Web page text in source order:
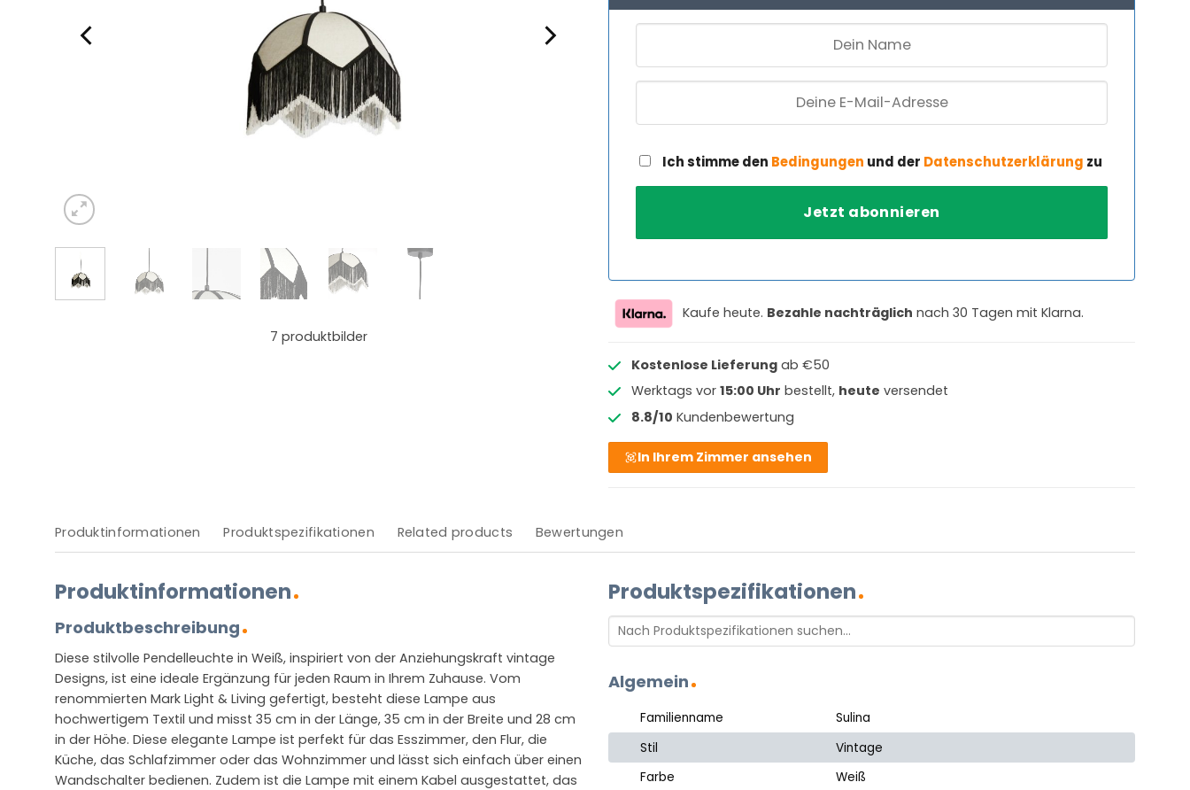
7 produktbilder
Ich stimme den Bedingungen und der Datenschutzerklärung zu
Kaufe heute. Bezahle nachträglich nach 30 Tagen mit Klarna.
Kostenlose Lieferungab €50
Werktags vor 15:00 Uhr bestellt, heute versendet
8.8/10 Kundenbewertung
In Ihrem Zimmer ansehen
Produktinformationen Produktspezifikationen Related products Bewertungen
Produktinformationen
Produktbeschreibung
Diese stilvolle Pendelleuchte in Weiß, inspiriert von der Anziehungskraft vintage
Designs, ist eine ideale Ergänzung für jeden Raum in Ihrem Zuhause. Vom
renommierten Mark Light & Living gefertigt, besteht diese Lampe aus
hochwertigem Textil und misst 35 cm in der Länge, 35 cm in der Breite und 28 cm
in der Höhe. Diese elegante Lampe ist perfekt für das Esszimmer, den Flur, die
Küche, das Schlafzimmer oder das Wohnzimmer und lässt sich einfach über einen
Wandschalter bedienen. Zudem ist die Lampe mit einem Kabel ausgestattet, das
Produktspezifikationen
Algemein
Familienname
Sulina
Stil
Vintage
Farbe
Weiß